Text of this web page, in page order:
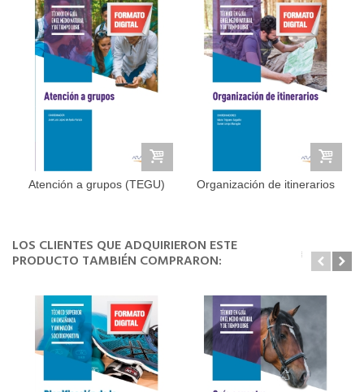
Atención a grupos (TEGU)
Organización de itinerarios
LOS CLIENTES QUE ADQUIRIERON ESTE
PRODUCTO TAMBIÉN COMPRARON: